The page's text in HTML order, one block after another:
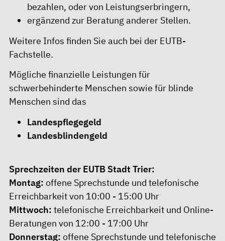
bezahlen, oder von Leistungserbringern,
ergänzend zur Beratung anderer Stellen.
Weitere Infos finden Sie auch bei der EUTB-
Fachstelle.
Mögliche finanzielle Leistungen für
schwerbehinderte Menschen sowie für blinde
Menschen sind das
Landespflegegeld
Landesblindengeld
Sprechzeiten der EUTB Stadt Trier:
Montag: offene Sprechstunde und telefonische
Erreichbarkeit von 10:00 - 15:00 Uhr
Mittwoch: telefonische Erreichbarkeit und Online-
Beratungen von 12:00 - 17:00 Uhr
Donnerstag: offene Sprechstunde und telefonische